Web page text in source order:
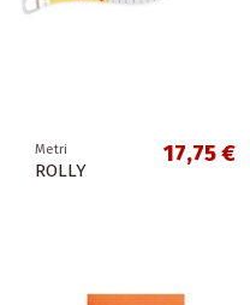
Metri
ROLLY
17,75 €